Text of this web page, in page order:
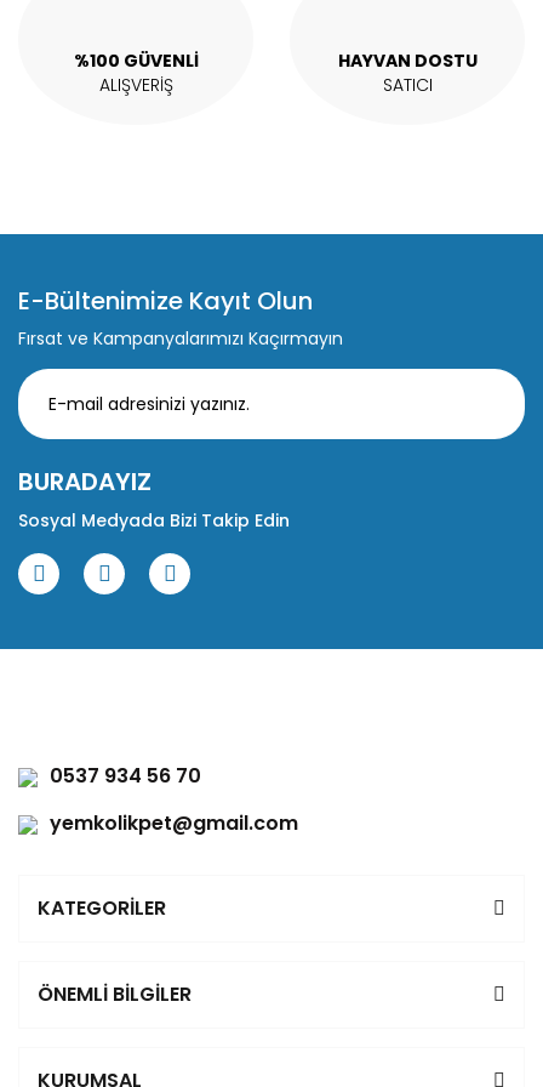
%100 GÜVENLİ
ALIŞVERİŞ
HAYVAN DOSTU
SATICI
E-Bültenimize Kayıt Olun
Fırsat ve Kampanyalarımızı Kaçırmayın
BURADAYIZ
Sosyal Medyada Bizi Takip Edin
0537 934 56 70
yemkolikpet@gmail.com
KATEGORİLER
ÖNEMLİ BİLGİLER
KURUMSAL